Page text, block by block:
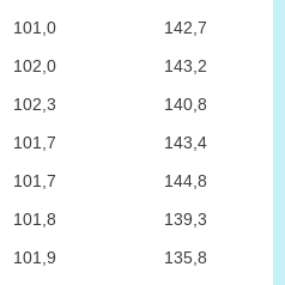
101,0
142,7
102,0
143,2
102,3
140,8
101,7
143,4
101,7
144,8
101,8
139,3
101,9
135,8